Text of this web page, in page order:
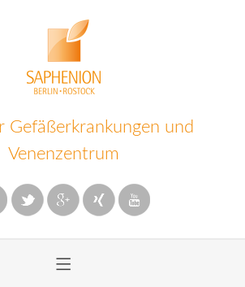
Gefäßerkrankungen und
Venenzentrum
≡